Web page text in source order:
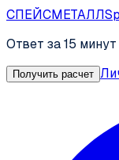
СПЕЙСМЕТАЛЛ
Ответ за 15 минут
Получить расчет